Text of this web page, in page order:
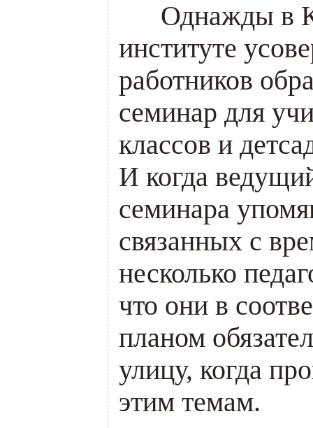
Однажды в
институте
работников
семинар для
классов и
И когда
семинара
связанных с
несколько
что они в
планом
улицу, когда
этим темам.